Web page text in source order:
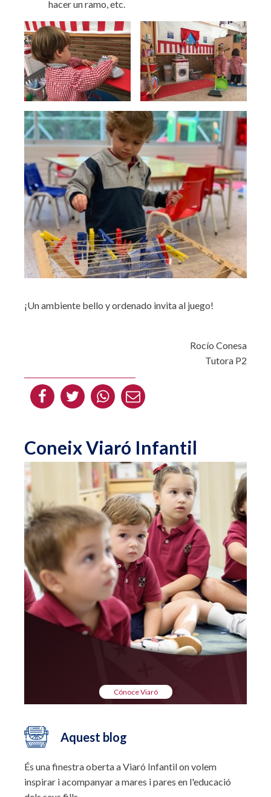
hacer un ramo, etc.
¡Un ambiente bello y ordenado invita al juego!
Rocío Conesa
Tutora P2
Coneix Viaró Infantil
Cónoce Viaró
Aquest blog
És una finestra oberta a Viaró Infantil on volem
inspirar i acompanyar a mares i pares en l'educació